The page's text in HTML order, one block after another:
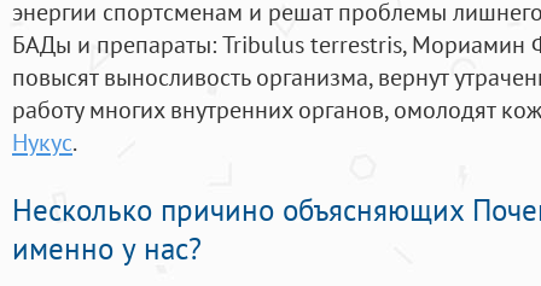
энергии спортсменам и решат проблемы
БАДы и препараты:Tribulus terrestris, Мориамин
повысят выносливость организма, вернут
работу многих внутренних органов, омолодят
Нукус.
Несколько причино объясняющих
именно у нас?